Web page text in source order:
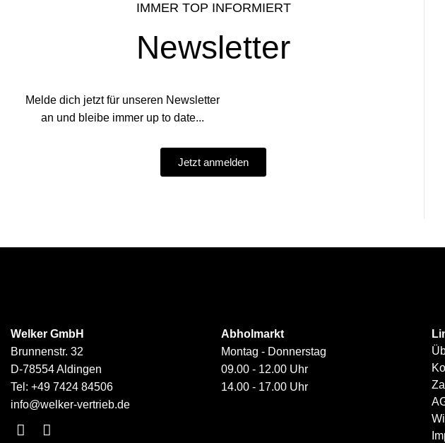
IMMER TOP INFORMIERT
Newsletter
Melde dich jetzt für unseren Newsletter
an und bleibe immer up to date...
Jetzt anmelden
Welker GmbH
Brunnenstr. 32
D-78554 Aldingen
Tel: +49 7424 84506
info@welker-vertrieb.de
Abholmarkt
Montag - Donnerstag
09.00 - 12.00 Uhr
14.00 - 17.00 Uhr